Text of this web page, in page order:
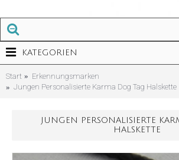
KATEGORIEN
Start
Erkennungsmarken
Jungen Personalisierte Karma Dog Tag Halskette
JUNGEN PERSONALISIERTE
HALSKETTE